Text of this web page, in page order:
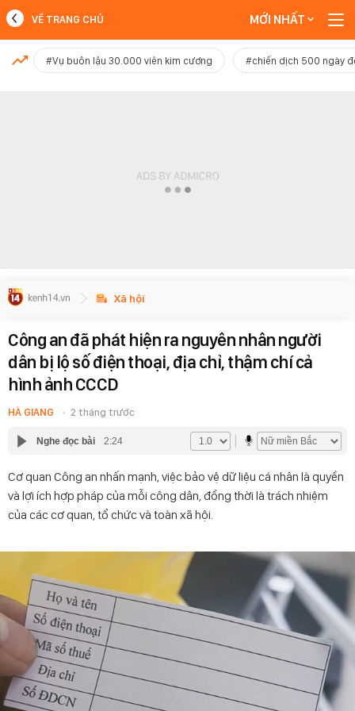
MỚI NHẤT
VỀ TRANG CHỦ MỚI NHẤT
#Vụ buôn lậu 30.000 viên kim cương #chiến dịch 500 ngày
Xã hội
Công an đã phát hiện ra nguyên nhân người
dân bị lộ số điện thoại, địa chỉ, thậm chí cả
hình ảnh CCCD
HÀ GIANG 2 tháng trước
Nghe đọc bài 2:24
Cơ quan Công an nhấn mạnh, việc bảo vệ dữ liệu cá nhân là quyền
và lợi ích hợp pháp của mỗi công dân, đồng thời là trách nhiệm
của các cơ quan, tổ chức và toàn xã hội.